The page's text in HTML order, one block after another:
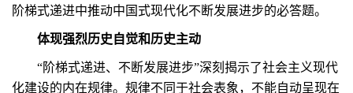
阶梯式递进中推动中国式现代化不断发展进步的必答题。
体现强烈历史自觉和历史主动
“阶梯式递进、不断发展进步”深刻揭示了社会主义现代
化建设的内在规律。规律不同于社会表象，不能自动呈现在